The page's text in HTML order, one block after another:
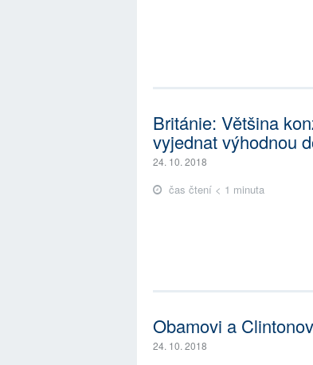
Británie: Většina
vyjednat výhodnou
24. 10. 2018
čas čtení < 1 minuta
Obamovi a
24. 10. 2018